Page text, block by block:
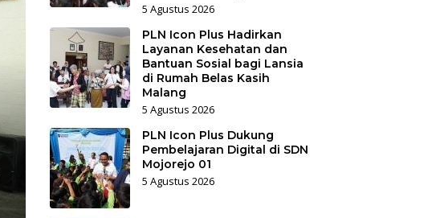
5 Agustus 2026
PLN Icon Plus Hadirkan
Layanan Kesehatan dan
Bantuan Sosial bagi Lansia
di Rumah Belas Kasih
Malang
5 Agustus 2026
PLN Icon Plus Dukung
Pembelajaran Digital di SDN
Mojorejo 01
5 Agustus 2026